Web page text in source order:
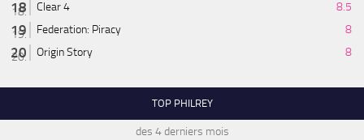
Clear 4
8.5
Federation: Piracy
8
Origin Story
8
TOP PHILREY
des 4 derniers mois